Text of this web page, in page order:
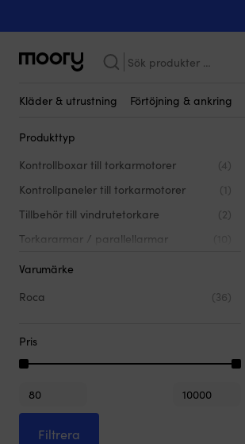
Sök
efter:
Kläder & utrustning Förtöjning & ankring
Roca W12
Produkttyp
Kontrollboxar till torkarmotorer
(4)
Kontrollpaneler till torkarmotorer
(1)
Tillbehör till vindrutetorkare
(2)
Torkararmar / parallellarmar
Torkarblad
Varumärke
Roca
(36)
Pris
Min
pris
Max
pris
Filtrera